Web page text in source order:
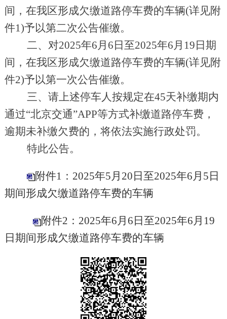
间，在我区形成欠缴道路停车费的车辆(详见附
件1)予以第二次公告催缴。
二、对2025年6月6日至2025年6月19日期
间，在我区形成欠缴道路停车费的车辆(详见附
件2)予以第一次公告催缴。
三、请上述停车人按规定在45天补缴期内
通过“北京交通”APP等方式补缴道路停车费，
逾期未补缴欠费的，将依法实施行政处罚。
特此公告。
附件1：2025年5月20日至2025年6月5日
期间形成欠缴道路停车费的车辆
附件2：2025年6月6日至2025年6月19
日期间形成欠缴道路停车费的车辆